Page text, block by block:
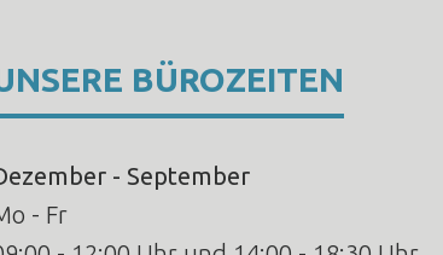
BÜROZEITEN
- September
- Fr